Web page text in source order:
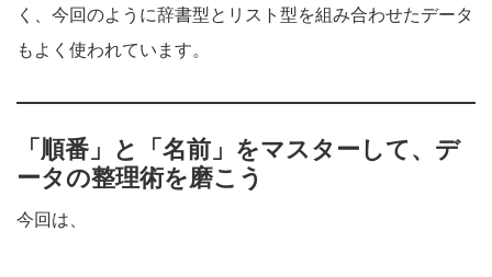
く、今回のように辞書型とリスト型を組み合わせたデータ
もよく使われています。
「順番」と「名前」をマスターして、デ
ータの整理術を磨こう
今回は、